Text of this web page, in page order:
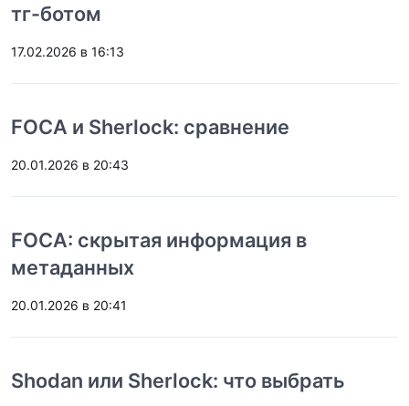
тг-ботом
17.02.2026 в 16:13
FOCA и Sherlock: сравнение
20.01.2026 в 20:43
FOCA: скрытая информация в
метаданных
20.01.2026 в 20:41
Shodan или Sherlock: что выбрать